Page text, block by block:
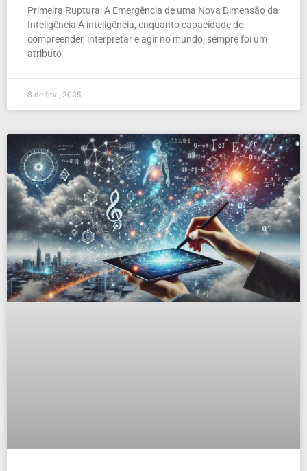
Primeira Ruptura: A Emergência de uma Nova Dimensão da
Inteligência A inteligência, enquanto capacidade de
compreender, interpretar e agir no mundo, sempre foi um
atributo
8 de fev , 2025